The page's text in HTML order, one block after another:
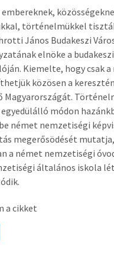
embereknek,
történelmükkel
János Budakeszi
elnöke a
Kiemelte, hogy csak
közösen a
Magyarországát.
egyedülálló módon
német nemzetiségi
megerősödését
a német nemzetiségi
általános iskola
a cikket